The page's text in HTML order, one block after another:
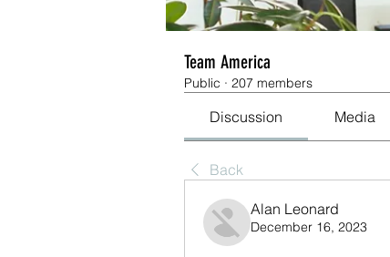
Team America
Public · 207 members
Discussion Media
Back
Alan Leonard
December 16, 2023